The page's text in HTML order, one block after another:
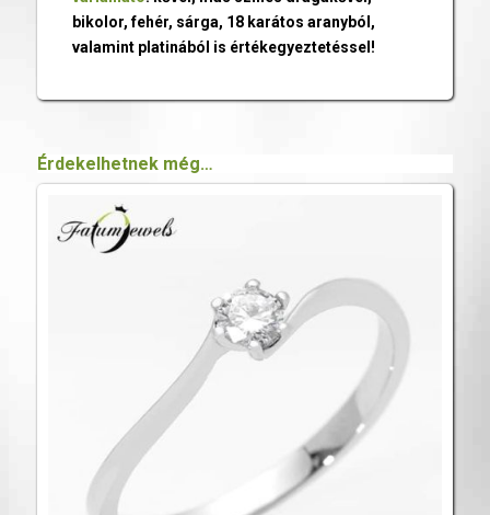
bikolor, fehér, sárga, 18 karátos aranyból,
valamint platinából is értékegyeztetéssel!
Érdekelhetnek még…